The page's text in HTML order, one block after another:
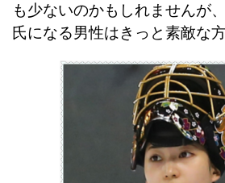
も少ないのかもしれませんが、
氏になる男性はきっと素敵な